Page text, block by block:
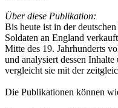
Über diese Publikation:
Bis heute ist in der
Soldaten an England
Mitte des 19. Jahrhunderts
und analysiert dessen
vergleicht sie mit der
Die Publikationen können